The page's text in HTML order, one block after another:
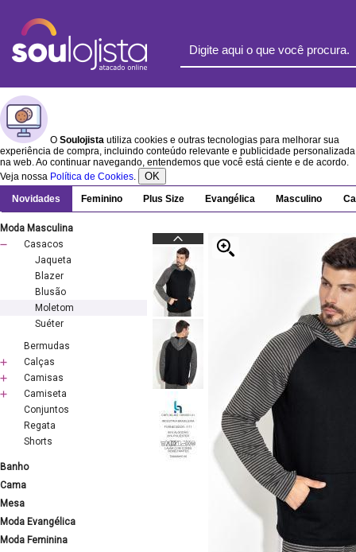
O Soulojista utiliza cookies e outras tecnologias para melhorar sua
experiência de compra, incluindo conteúdo relevante e publicidade personalizada
na web. Ao continuar navegando, entendemos que você está ciente e de acordo.
Veja nossa Política de Cookies. OK
Novidades Feminino Plus Size Evangélica Masculino
Moda Masculina
Casacos
Jaqueta
Blazer
Blusão
Moletom
Suéter
Bermudas
Calças
Camisas
Camiseta
Conjuntos
Regata
Shorts
Banho
Cama
Mesa
Moda Evangélica
Moda Feminina